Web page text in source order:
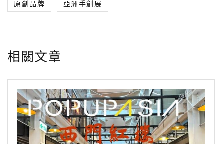
b
o
o
t
e
a
t
n
r
r
i
原創品牌
亞洲手創展
相關文章